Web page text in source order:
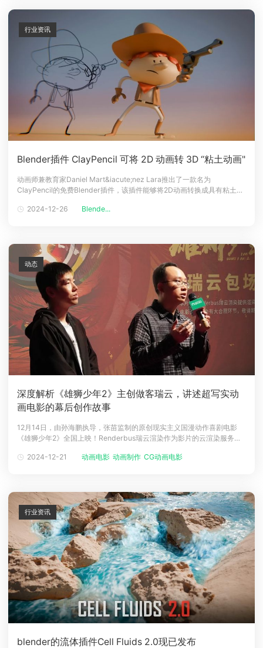
Blender插件 ClayPencil 可将 2D 动画转 3D “粘土动画"
动画师兼教育家Daniel Mart&iacute;nez Lara推出了一款名为
ClayPencil的免费Blender插件，该插件能够将2D动画转换成具有粘土动
Grease Pencil 2D动画工具集，通过Geometry Nodes设置，将2D轮廓
2024-12-26 Blende...
行业资讯
深度解析《雄狮少年2》主创做客瑞云，讲述超写实动
画电影的幕后创作故事
12月14日，由孙海鹏执导，张苗监制的原创现实主义国漫动作喜剧电影
《雄狮少年2》全国上映！Renderbus瑞云渲染作为影片的云渲染服务
创人员易动文化动画总监蔡淙涛、流程总监陈旋亮相活动现场，与影迷们
2024-12-21 动画电影 动画制作 CG动画电影
动态
blender的流体插件Cell Fluids 2.0现已发布
行业资讯